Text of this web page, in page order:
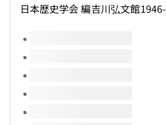
日本歴史学会 編吉川弘文館1946-
このタイトルの巻号